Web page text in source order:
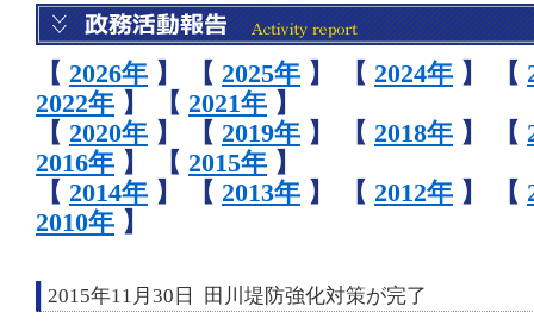
【 2026年 】 【 2025年 】 【 2024年 】 【
2022年 】 【 2021年 】
【 2020年 】 【 2019年 】 【 2018年 】 【
2016年 】 【 2015年 】
【 2014年 】 【 2013年 】 【 2012年 】 【
2010年 】
2015年11月30日 田川堤防強化対策が完了